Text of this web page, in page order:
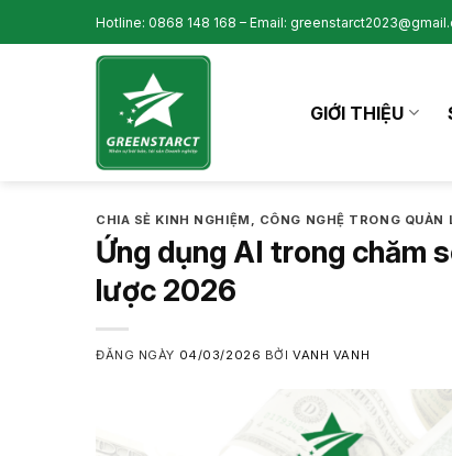
to
Hotline: 0868 148 168 – Email:
GIỚI THIỆU
CHIA SẺ KINH NGHIỆM , CÔNG NGHỆ TRONG QUẢN
Ứng dụng AI trong chăm
lược 2026
ĐĂNG NGÀY 04/03/2026 BỞIVANH VANH